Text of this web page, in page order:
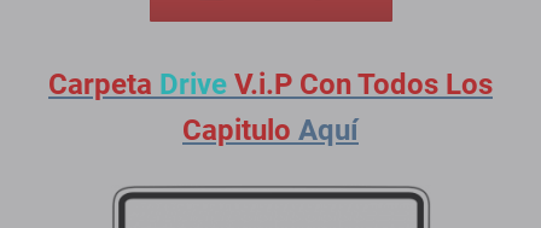
Carpeta Drive V.i.P Con Todos Los
Capitulo Aquí